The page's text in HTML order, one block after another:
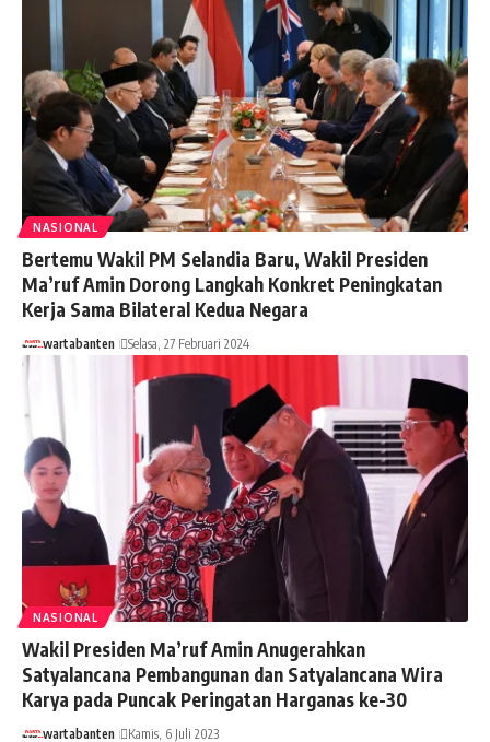
NASIONAL
Bertemu Wakil PM Selandia Baru, Wakil Presiden
Ma’ruf Amin Dorong Langkah Konkret Peningkatan
Kerja Sama Bilateral Kedua Negara
wartabanten Selasa, 27 Februari 2024
NASIONAL
Wakil Presiden Ma’ruf Amin Anugerahkan
Satyalancana Pembangunan dan Satyalancana Wira
Karya pada Puncak Peringatan Harganas ke-30
wartabanten Kamis, 6 Juli 2023